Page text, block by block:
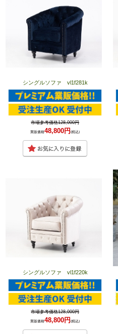
シングルソファ vl1f281k
市場参考価格128,000円
業販価格48,800円(税込)
シングルソファ vl1f220k
市場参考価格128,000円
業販価格48,800円(税込)